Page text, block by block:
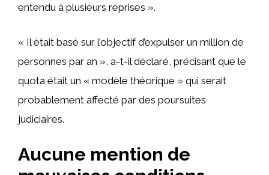
entendu à plusieurs reprises ».
« Il était basé sur l’objectif d’expulser un million de
personnes par an », a-t-il déclaré, précisant que le
quota était un « modèle théorique » qui serait
probablement affecté par des poursuites
judiciaires.
Aucune mention de